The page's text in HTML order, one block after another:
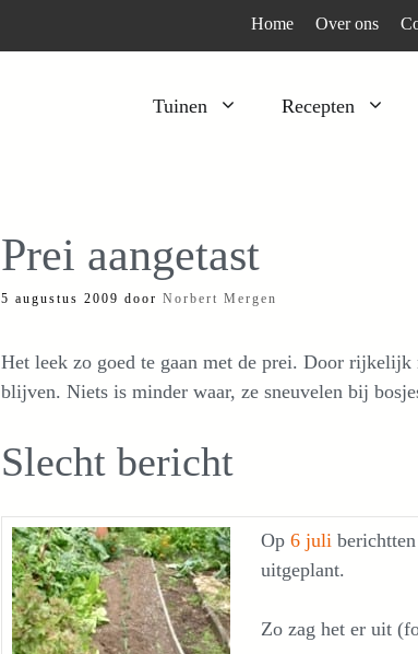
Home Over ons
Tuinen Recepten
Kruiden
Moestuin
Voedselbos
Prei aangetast
5 augustus 2009 door Norbert Mergen
Het leek zo goed te gaan met de prei. Door rijkelijk
blijven. Niets is minder waar, ze sneuvelen bij
Slecht bericht
Op 6 juli
uitgeplant.
Zo zag het er uit